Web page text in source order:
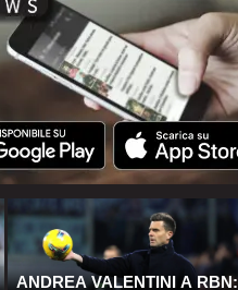
ANDREA VALENTINI A RBN: